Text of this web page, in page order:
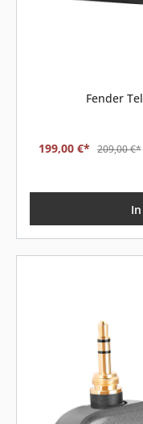
Fender
199,00 €* 209,00 €*